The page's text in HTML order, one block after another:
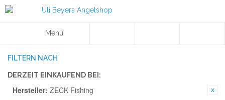
Menü
FILTERN NACH
DERZEIT EINKAUFEND BEI:
Hersteller: ZECK Fishing